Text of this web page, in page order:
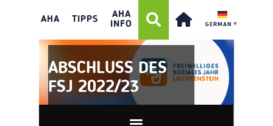
AHA TIPPS
AHA
INFO
GERMAN ▼
ABSCHLUSS DES
FSJ 2022/23